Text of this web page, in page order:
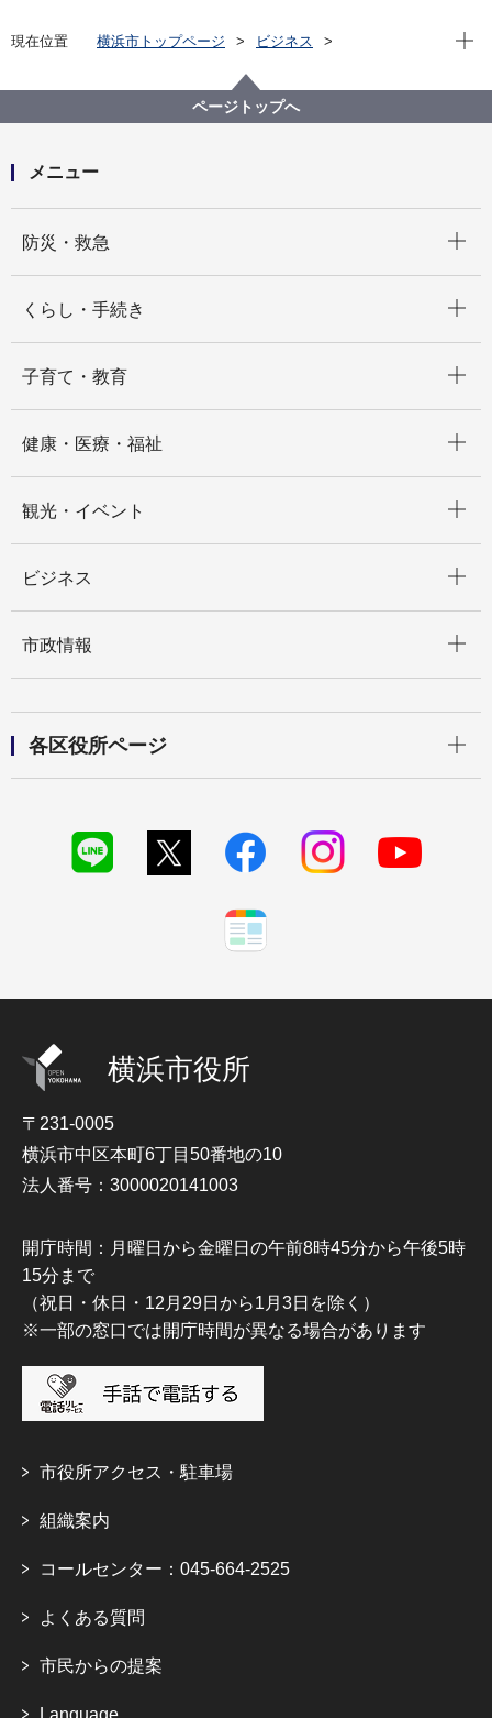
現在位置 横浜市トップページ
ビジネス
大気・悪臭
現在
ページトップへ
メニュー
防災・救急
くらし・手続き
子育て・教育
健康・医療・福祉
観光・イベント
ビジネス
市政情報
各区役所ページ
横浜市役所
〒231-0005
横浜市中区本町6丁目50番地の10
法人番号：3000020141003
開庁時間：月曜日から金曜日の午前8時45分から午後5時
15分まで
（祝日・休日・12月29日から1月3日を除く）
※一部の窓口では開庁時間が異なる場合があります
市役所アクセス・駐車場
組織案内
コールセンター：045-664-2525
よくある質問
市民からの提案
Language